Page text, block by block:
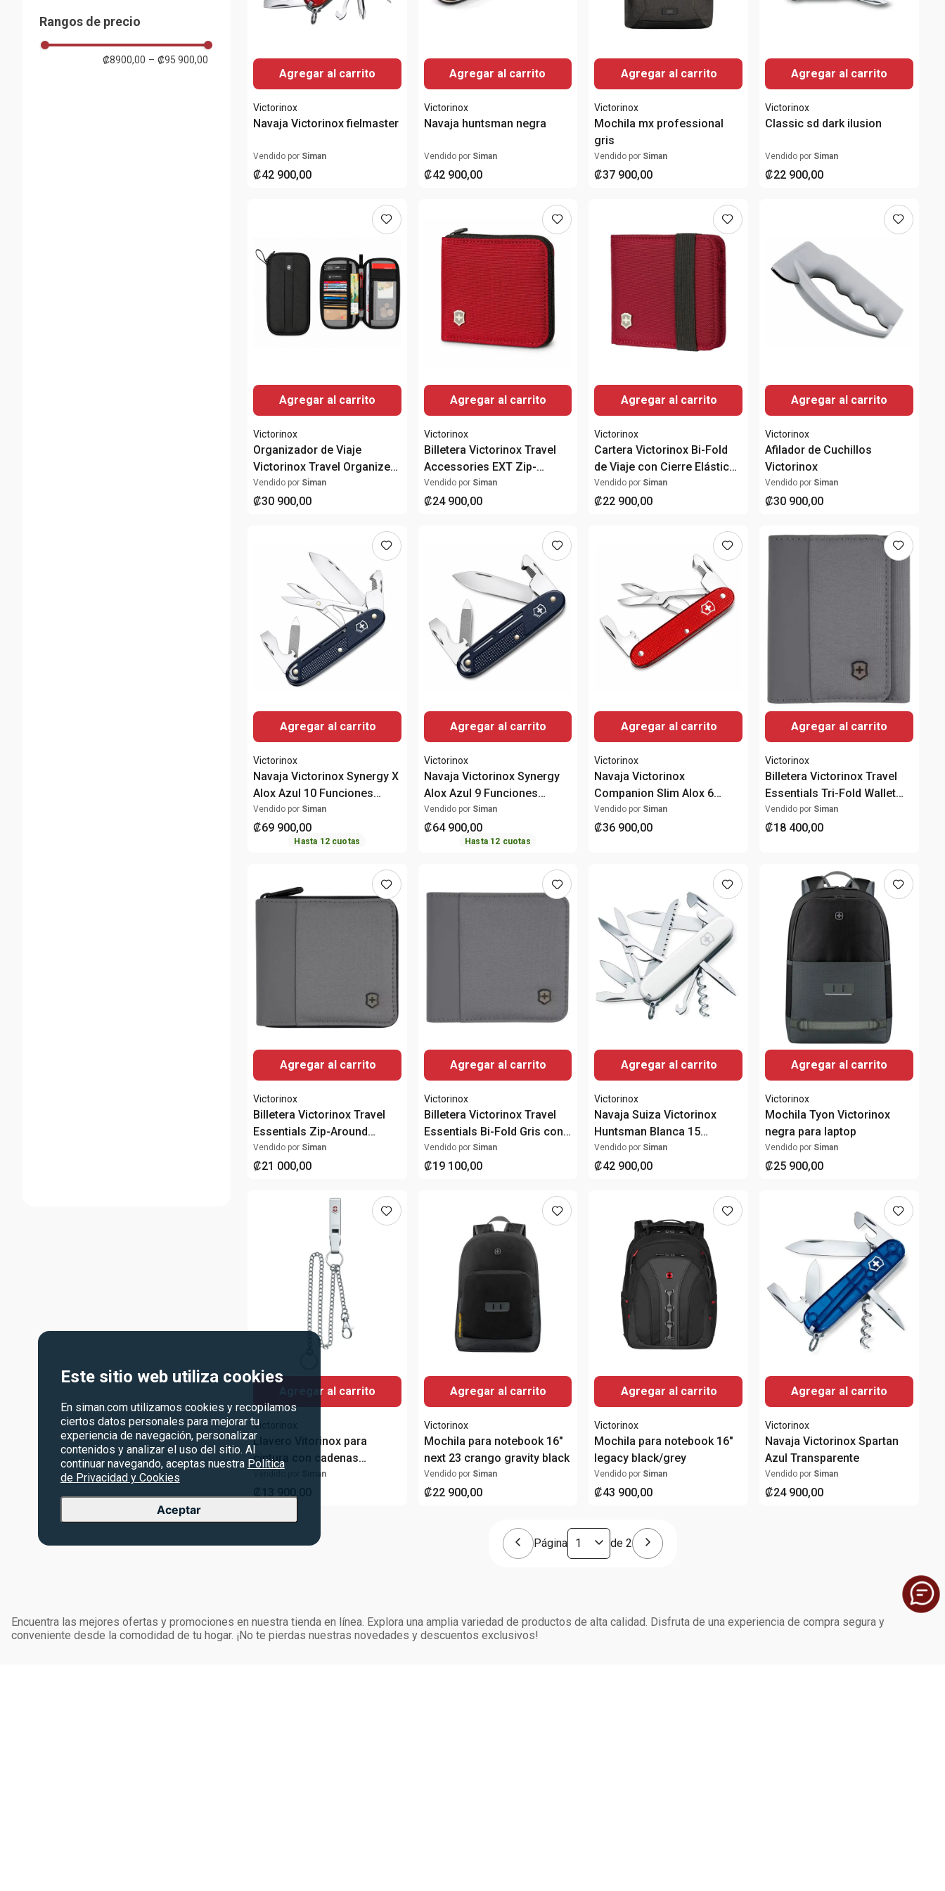
Este sitio web utiliza cookies
En siman.com utilizamos cookies y recopilamos
ciertos datos personales para mejorar tu
experiencia de navegación, personalizar
contenidos y analizar el uso del sitio. Al
continuar navegando, aceptas nuestra Política
de Privacidad y Cookies
Aceptar
Rojo
Blanco
( 2)
Almacenes Siman
Rangos de precio
₡8900,00 – ₡95 900,00
Agregar al carrito
Victorinox
Navaja Victorinox fielmaster
Vendido por Siman
₡42 900,00
Agregar al carrito
Victorinox
Navaja huntsman negra
Vendido por Siman
₡42 900,00
Agregar al carrito
Victorinox
Mochila mx professional
gris
Vendido por Siman
₡37 900,00
Agregar al carrito
Victorinox
Classic sd dark ilusion
Vendido por Siman
₡22 900,00
Agregar al carrito
Victorinox
Organizador de Viaje
Victorinox Travel Organizer
Negro con Protección RFID
Vendido por Siman
₡30 900,00
Agregar al carrito
Victorinox
Billetera Victorinox Travel
Accessories EXT Zip-
Around Roja con Protección
RFID
Vendido por Siman
₡24 900,00
Agregar al carrito
Victorinox
Cartera Victorinox Bi-Fold
de Viaje con Cierre Elástico
y Bolsillo para Monedas
Vendido por Siman
₡22 900,00
Agregar al carrito
Victorinox
Afilador de Cuchillos
Victorinox
Vendido por Siman
₡30 900,00
Agregar al carrito
Victorinox
Navaja Victorinox Synergy X
Alox Azul 10 Funciones
0.8226.22
Vendido por Siman
₡69 900,00
Hasta 12 cuotas
Agregar al carrito
Victorinox
Navaja Victorinox Synergy
Alox Azul 9 Funciones
0.8216.22
Vendido por Siman
₡64 900,00
Hasta 12 cuotas
Agregar al carrito
Victorinox
Navaja Victorinox
Companion Slim Alox 6
Funciones Roja
Vendido por Siman
₡36 900,00
Agregar al carrito
Victorinox
Billetera Victorinox Travel
Essentials Tri-Fold Wallet
RFID Gris
Vendido por Siman
₡18 400,00
Agregar al carrito
Victorinox
Billetera Victorinox Travel
Essentials Zip-Around
Wallet Gris con Protección
RFID
Vendido por Siman
₡21 000,00
Agregar al carrito
Victorinox
Billetera Victorinox Travel
Essentials Bi-Fold Gris con
Protección RFID
Vendido por Siman
₡19 100,00
Agregar al carrito
Victorinox
Navaja Suiza Victorinox
Huntsman Blanca 15
Funciones 91 mm
Vendido por Siman
₡42 900,00
Agregar al carrito
Victorinox
Mochila Tyon Victorinox
negra para laptop
Vendido por Siman
₡25 900,00
Agregar al carrito
Victorinox
Llavero Vitorinox para
cintura con cadenas
Siman
Agregar al carrito
Victorinox
Mochila para notebook 16"
next 23 crango gravity black
Vendido por Siman
₡22 900,00
Agregar al carrito
Victorinox
Mochila para notebook 16"
legacy black/grey
Vendido por Siman
₡43 900,00
Agregar al carrito
Victorinox
Navaja Victorinox Spartan
Azul Transparente
Vendido por Siman
₡24 900,00
Página de2
Encuentra las mejores ofertas y promociones en nuestra tienda en línea. Explora una amplia variedad de productos de alta calidad. Disfruta de una experiencia de compra segura y
conveniente desde la comodidad de tu hogar. ¡No te pierdas nuestras novedades y descuentos exclusivos!